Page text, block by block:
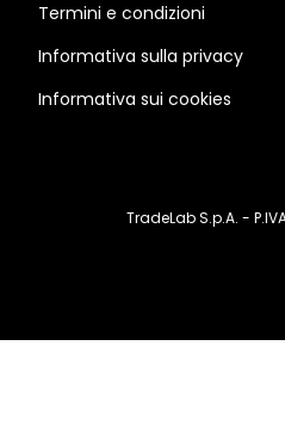
Termini e condizioni
Informativa sulla privacy
Informativa sui cookies
TradeLab S.p.A. -